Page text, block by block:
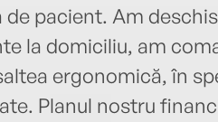
pacient. Am
la domiciliu, am
ergonomică, în
Planul nostru